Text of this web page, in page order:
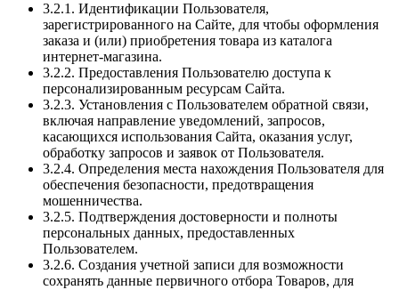
3.2.1. Идентификации Пользователя,
зарегистрированного на Сайте, для чтобы оформления
заказа и (или) приобретения товара из каталога
интернет-магазина.
3.2.2. Предоставления Пользователю доступа к
персонализированным ресурсам Сайта.
3.2.3. Установления с Пользователем обратной связи,
включая направление уведомлений, запросов,
касающихся использования Сайта, оказания услуг,
обработку запросов и заявок от Пользователя.
3.2.4. Определения места нахождения Пользователя для
обеспечения безопасности, предотвращения
мошенничества.
3.2.5. Подтверждения достоверности и полноты
персональных данных, предоставленных
Пользователем.
3.2.6. Создания учетной записи для возможности
сохранять данные первичного отбора Товаров, для